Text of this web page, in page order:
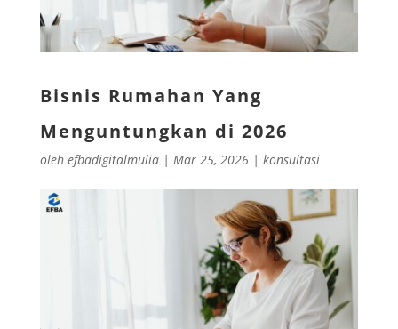
Bisnis Rumahan Yang
Menguntungkan di 2026
oleh efbadigitalmulia| Mar 25, 2026| konsultasi